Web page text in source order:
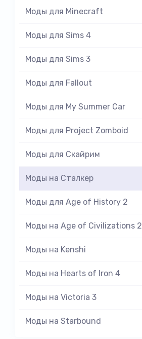
Моды для Minecraft
Моды для Sims 4
Моды для Sims 3
Моды для Fallout
Моды для My Summer Car
Моды для Project Zomboid
Моды для Скайрим
Моды на Cталкер
Моды для Age of History 2
Моды на Age of Civilizations 2
Моды на Kenshi
Моды на Hearts of Iron 4
Моды на Victoria 3
Моды на Starbound